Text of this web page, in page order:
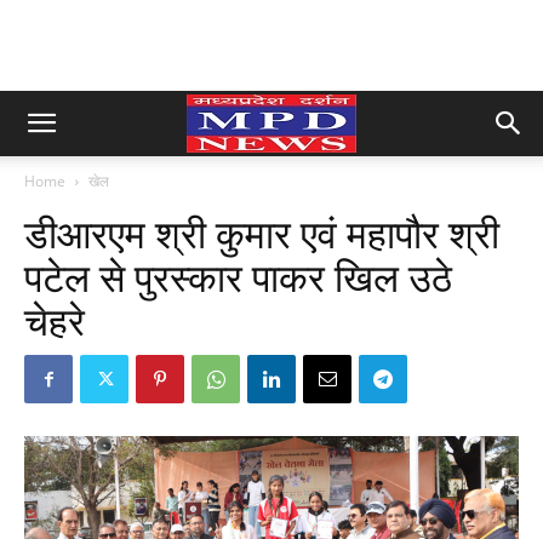
Home खेल
डीआरएम श्री कुमार एवं महापौर श्री
पटेल से पुरस्कार पाकर खिल उठे
चेहरे